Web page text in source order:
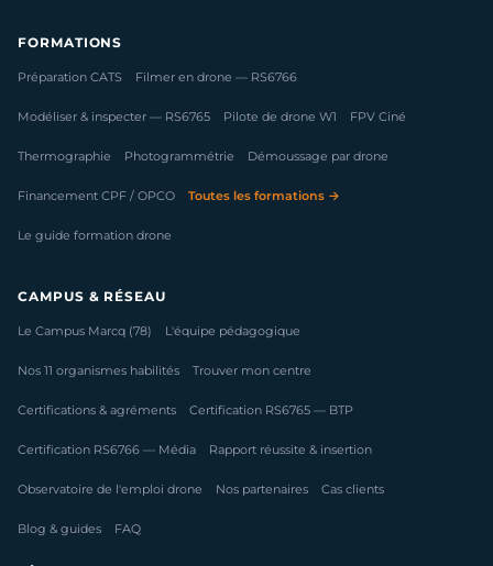
FORMATIONS
Préparation CATS Filmer en drone — RS6766
Modéliser & inspecter — RS6765 Pilote de drone W1 FPV Ciné
Thermographie Photogrammétrie Démoussage par drone
Financement CPF / OPCO Toutes les formations →
Le guide formation drone
CAMPUS & RÉSEAU
Le Campus Marcq (78) L'équipe pédagogique
Nos 11 organismes habilités Trouver mon centre
Certifications & agréments Certification RS6765 — BTP
Certification RS6766 — Média Rapport réussite & insertion
Observatoire de l'emploi drone Nos partenaires Cas clients
Blog & guides FAQ